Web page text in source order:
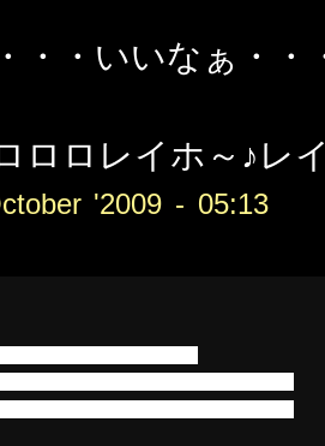
・・いいなぁ・・
ロロレイホ～♪レ
'2009 - 05:13